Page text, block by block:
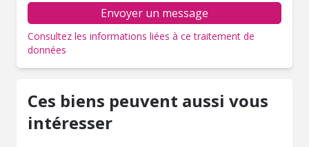
Envoyer un message
Consultez les informations liées à ce traitement de
données
Ces biens peuvent aussi vous
intéresser